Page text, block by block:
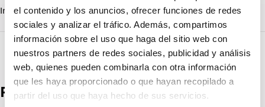
el contenido y los anuncios, ofrecer funciones de redes
sociales y analizar el tráfico. Además, compartimos
información sobre el uso que haga del sitio web con
nuestros partners de redes sociales, publicidad y análisis
web, quienes pueden combinarla con otra información
que les haya proporcionado o que hayan recopilado a
partir del uso que haya hecho de sus servicios.
Información destacadaDetalles técnicos Vista 3D
Productos destacados